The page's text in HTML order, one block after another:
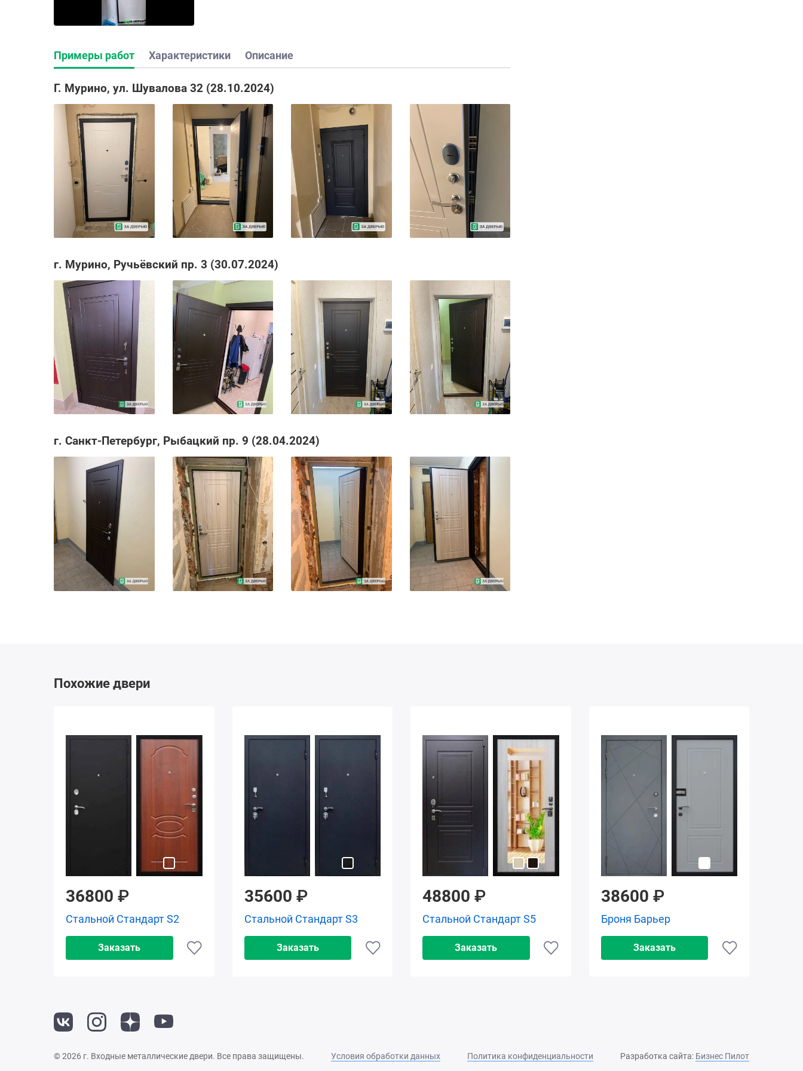
Примеры работ Характеристики Описание
Г. Мурино, ул. Шувалова 32 (28.10.2024)
г. Мурино, Ручьёвский пр. 3 (30.07.2024)
г. Санкт-Петербург, Рыбацкий пр. 9 (28.04.2024)
Похожие двери
36800 ₽
Стальной Стандарт S2
Заказать
35600 ₽
Стальной Стандарт S3
Заказать
48800 ₽
Стальной Стандарт S5
Заказать
38600 ₽
Броня Барьер
Заказать
© 2026 г. Входные металлические двери. Все права защищены. Условия обработки данных Политика конфиденциальности Разработка сайта: Бизнес Пилот